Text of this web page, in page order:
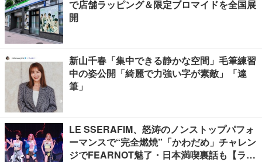
で店舗ラッピング＆限定ブロマイドを全国展
開
新山千春「集中できる静かな空間」毛筆練習
中の姿公開「綺麗で力強い字が素敵」「達
筆」
LE SSERAFIM、怒涛のノンストップパフォ
ーマンスで“完全燃焼”「かわだめ」チャレン
ジでFEARNOT魅了・日本満喫裏話も【ライ